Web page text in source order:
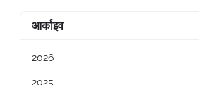
आर्काइव
2026
2025